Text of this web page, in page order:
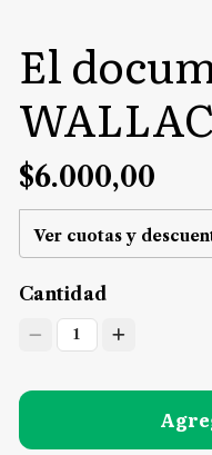
El
$6.000,00
Ver cuotas y
Cantidad
1